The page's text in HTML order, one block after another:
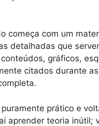
começa com um
detalhadas que
gráficos,
citados durante
prático e
aprender teoria inútil;